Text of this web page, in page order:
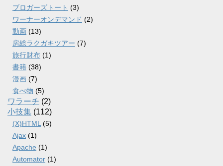
ブロガーズトート (3)
ワーナーオンデマンド (2)
動画 (13)
房総ラクガキツアー (7)
旅行財布 (1)
書籍 (38)
漫画 (7)
食べ物 (5)
ワラーチ (2)
小技集 (112)
(X)HTML (5)
Ajax (1)
Apache (1)
Automator (1)